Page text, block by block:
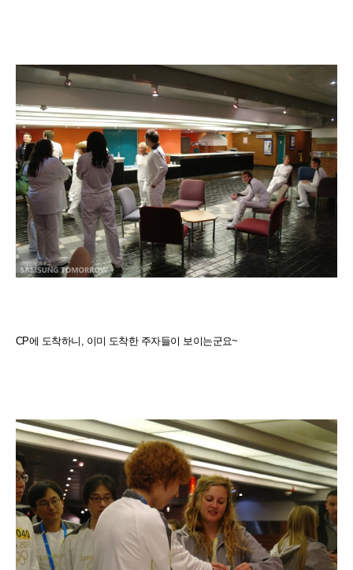
CP에 도착하니, 이미 도착한 주자들이 보이는군요~